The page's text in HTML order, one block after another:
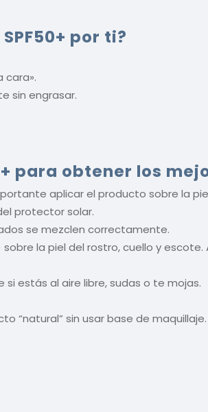
por ti?
cara».
sin engrasar.
para obtener los
aplicar el producto sobre la
protector solar.
se mezclen correctamente.
la piel del rostro, cuello y escote.
estás al aire libre, sudas o te mojas.
“natural” sin usar base de maquillaje.